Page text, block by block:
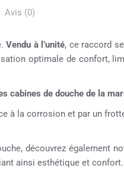
Avis (0)
Vendu à l’unité, ce raccord
optimale de confort,
cabines de douche de la
à la corrosion et par un
découvrez également
ainsi esthétique et confort.